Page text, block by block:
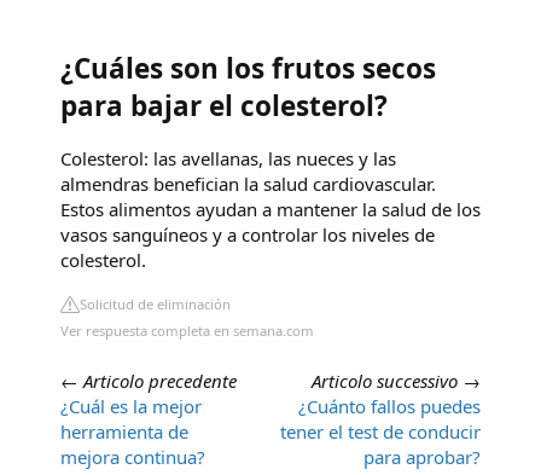
¿Cuáles son los frutos secos
para bajar el colesterol?
Colesterol: las avellanas, las nueces y las
almendras benefician la salud cardiovascular.
Estos alimentos ayudan a mantener la salud de los
vasos sanguíneos y a controlar los niveles de
colesterol.
Solicitud de eliminación
Ver respuesta completa en semana.com
←Articolo precedente
¿Cuál es la mejor
herramienta de
mejora continua?
Articolo successivo →
¿Cuánto fallos puedes
tener el test de conducir
para aprobar?